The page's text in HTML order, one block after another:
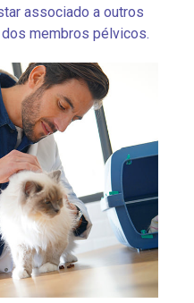
associado a outros
membros pélvicos.